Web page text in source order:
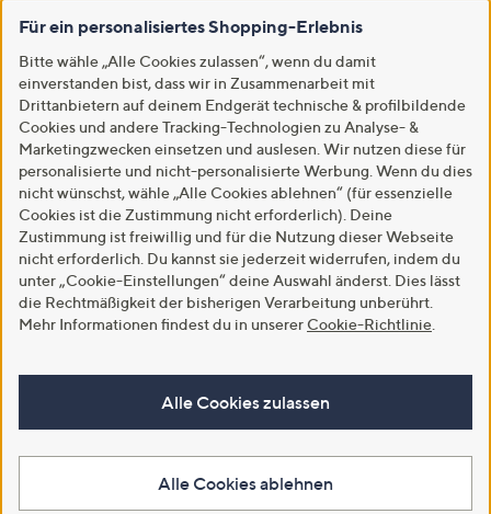
Für ein personalisiertes Shopping-Erlebnis
Bitte wähle „Alle Cookies zulassen“, wenn du damit
einverstanden bist, dass wir in Zusammenarbeit mit
Drittanbietern auf deinem Endgerät technische & profilbildende
Cookies und andere Tracking-Technologien zu Analyse- &
Marketingzwecken einsetzen und auslesen. Wir nutzen diese für
personalisierte und nicht-personalisierte Werbung. Wenn du dies
nicht wünschst, wähle „Alle Cookies ablehnen“ (für essenzielle
Cookies ist die Zustimmung nicht erforderlich). Deine
Zustimmung ist freiwillig und für die Nutzung dieser Webseite
nicht erforderlich. Du kannst sie jederzeit widerrufen, indem du
unter „Cookie-Einstellungen“ deine Auswahl änderst. Dies lässt
die Rechtmäßigkeit der bisherigen Verarbeitung unberührt.
Mehr Informationen findest du in unserer Cookie-Richtlinie
Alle Cookies zulassen
Alle Cookies ablehnen